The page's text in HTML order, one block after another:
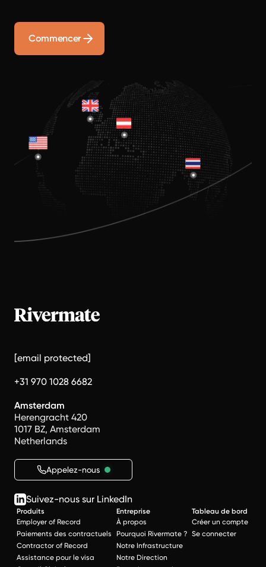
Commencer
[email protected]
+31 970 1028 6682
Amsterdam
Herengracht 420
1017 BZ, Amsterdam
Netherlands
Appelez-nous
Suivez-nous sur LinkedIn
Produits
Employer of Record
Paiements des contractuels
Contractor of Record
Assistance pour le visa
Entreprise
À propos
Pourquoi Rivermate ?
Notre Infrastructure
Notre Direction
Tableau de bord
Créer un compte
Se connecter